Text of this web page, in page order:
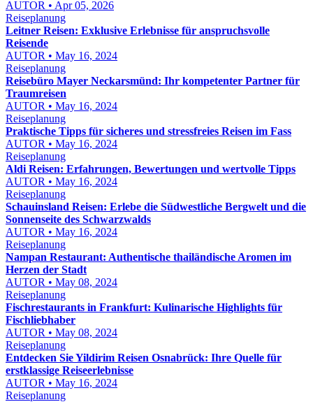
AUTOR • Apr 05, 2026
Reiseplanung
Leitner Reisen: Exklusive Erlebnisse für anspruchsvolle
Reisende
AUTOR • May 16, 2024
Reiseplanung
Reisebüro Mayer Neckarsmünd: Ihr kompetenter Partner für
Traumreisen
AUTOR • May 16, 2024
Reiseplanung
Praktische Tipps für sicheres und stressfreies Reisen im Fass
AUTOR • May 16, 2024
Reiseplanung
Aldi Reisen: Erfahrungen, Bewertungen und wertvolle Tipps
AUTOR • May 16, 2024
Reiseplanung
Schauinsland Reisen: Erlebe die Südwestliche Bergwelt und die
Sonnenseite des Schwarzwalds
AUTOR • May 16, 2024
Reiseplanung
Nampan Restaurant: Authentische thailändische Aromen im
Herzen der Stadt
AUTOR • May 08, 2024
Reiseplanung
Fischrestaurants in Frankfurt: Kulinarische Highlights für
Fischliebhaber
AUTOR • May 08, 2024
Reiseplanung
Entdecken Sie Yildirim Reisen Osnabrück: Ihre Quelle für
erstklassige Reiseerlebnisse
AUTOR • May 16, 2024
Reiseplanung